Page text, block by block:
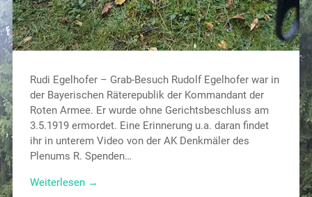
Rudi Egelhofer – Grab-Besuch Rudolf Egelhofer war in
der Bayerischen Räterepublik der Kommandant der
Roten Armee. Er wurde ohne Gerichtsbeschluss am
3.5.1919 ermordet. Eine Erinnerung u.a. daran findet
ihr in unterem Video von der AK Denkmäler des
Plenums R. Spenden…
Weiterlesen →